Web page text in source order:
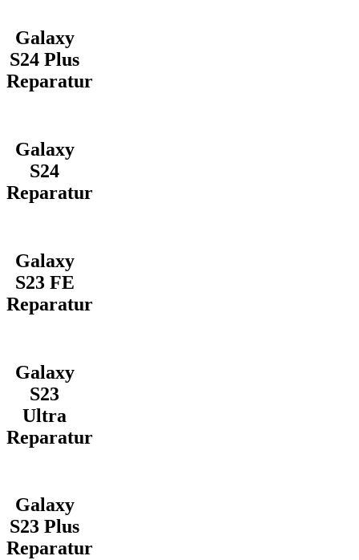
Galaxy
S24 Plus
Reparatur
Galaxy
S24
Reparatur
Galaxy
S23 FE
Reparatur
Galaxy
S23
Ultra
Reparatur
Galaxy
S23 Plus
Reparatur